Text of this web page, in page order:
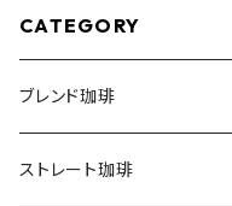
CATEGORY
ブレンド珈琲
ストレート珈琲